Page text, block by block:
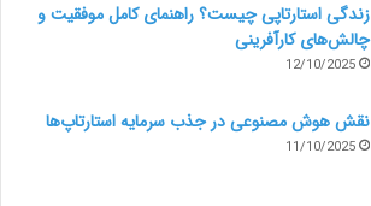
زندگی استارتاپی چیست؟ راهنمای کامل موفقیت و
چالش‌های کارآفرینی
12/10/2025
نقش هوش مصنوعی در جذب سرمایه استارتاپ‌ها
11/10/2025